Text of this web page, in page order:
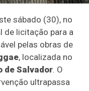
sábado (30), no
de licitação para a
pelas obras de
, localizada no
de Salvador. O
ultrapassa